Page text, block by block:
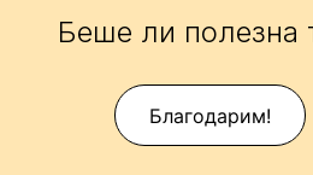
Беше ли полезна
Благодарим!